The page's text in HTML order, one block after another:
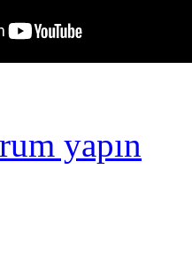
yapın